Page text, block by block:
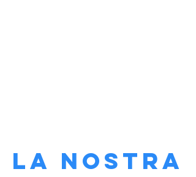
la nostra